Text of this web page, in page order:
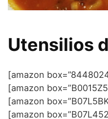
Utensilios
[amazon
[amazon
[amazon
[amazon